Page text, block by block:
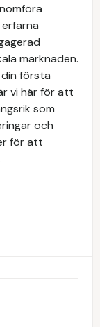
marknaden.
första
vi här för att
som
och
för att